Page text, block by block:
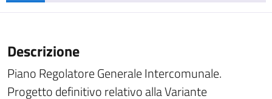
Descrizione
Piano Regolatore Generale Intercomunale.
Progetto definitivo relativo alla Variante